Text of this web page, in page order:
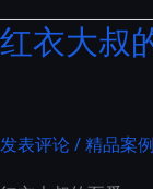
隔
音
年
红衣大叔
发表评论/精品案例